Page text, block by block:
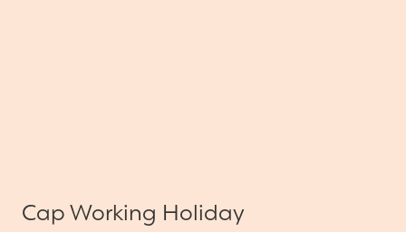
Cap Working Holiday